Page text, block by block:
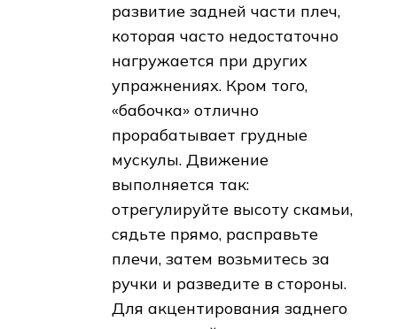
развитие задней части плеч,
которая часто недостаточно
нагружается при других
упражнениях. Кром того,
«бабочка» отлично
прорабатывает грудные
мускулы. Движение
выполняется так:
отрегулируйте высоту скамьи,
сядьте прямо, расправьте
плечи, затем возьмитесь за
ручки и разведите в стороны.
Для акцентирования заднего